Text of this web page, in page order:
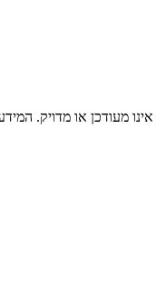
מעודכן או מדויק.